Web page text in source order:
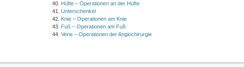
Hüfte – Operationen an der Hüfte
Unterschenkel
Knie – Operationen am Knie
Fuß – Operationen am Fuß
Vene – Operationen der Angiochirurgie